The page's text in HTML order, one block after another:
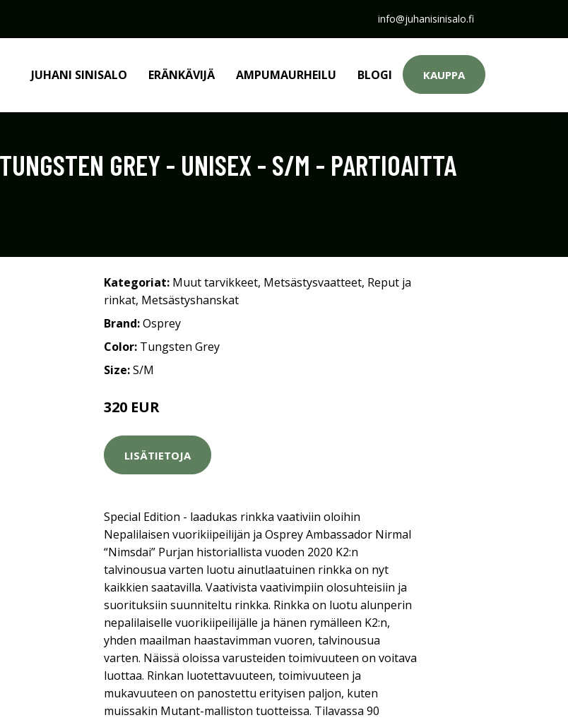
info@juhanisinisalo.fi
JUHANI SINISALO ERÄNKÄVIJÄ AMPUMAURHEILU BLOGI KAUPPA
GREY - UNISEX - S/M - PARTIOAITTA
Kategoriat: Muut tarvikkeet, Metsästysvaatteet, Reput ja
rinkat, Metsästyshanskat
Brand:Osprey
Color: Tungsten Grey
Size:S/M
320 EUR
LISÄTIETOJA
Special Edition - laadukas rinkka vaativiin oloihin
Nepalilaisen vuorikiipeilijän ja Osprey Ambassador Nirmal
“Nimsdai” Purjan historiallista vuoden 2020 K2:n
talvinousua varten luotu ainutlaatuinen rinkka on nyt
kaikkien saatavilla. Vaativista vaativimpiin olosuhteisiin ja
suorituksiin suunniteltu rinkka. Rinkka on luotu alunperin
nepalilaiselle vuorikiipeilijälle ja hänen rymälleen K2:n,
yhden maailman haastavimman vuoren, talvinousua
varten. Näissä oloissa varusteiden toimivuuteen on voitava
luottaa. Rinkan luotettavuuteen, toimivuuteen ja
mukavuuteen on panostettu erityisen paljon, kuten
muissakin Mutant-malliston tuotteissa. Tilavassa 90